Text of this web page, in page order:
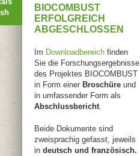
BIOCOMBUST
ERFOLGREICH
ABGESCHLOSSEN
Im Downloadbereich finden
Sie die Forschungsergebnisse
des Projektes BIOCOMBUST
in Form einer Broschüre und
in umfassender Form als
Abschlussbericht
Beide Dokumente sind
zweisprachig gefasst, jeweils
in deutsch und französisch.